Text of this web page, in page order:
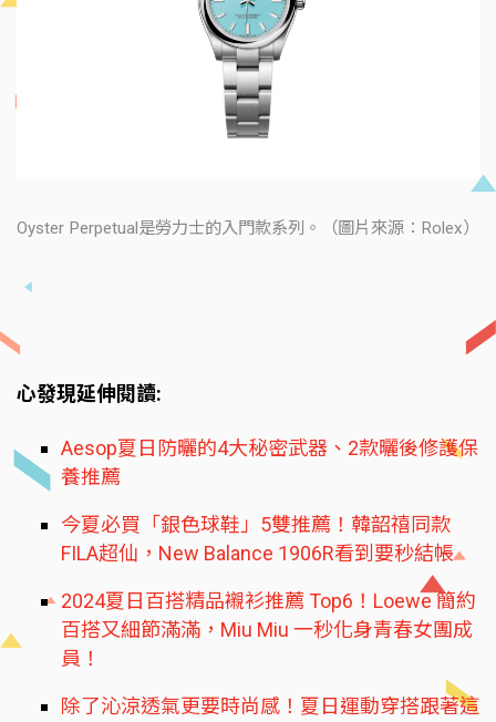
Oyster Perpetual是勞力士的入門款系列。（圖片來源：Rolex）
心發現延伸閱讀:
Aesop夏日防曬的4大秘密武器、2款曬後修護保
養推薦
今夏必買「銀色球鞋」5雙推薦！韓韶禧同款
FILA超仙，New Balance 1906R看到要秒結帳
2024夏日百搭精品襯衫推薦 Top6！Loewe 簡約
百搭又細節滿滿，Miu Miu 一秒化身青春女團成
員！
除了沁涼透氣更要時尚感！夏日運動穿搭跟著這